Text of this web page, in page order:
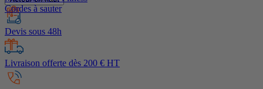
Cordes à sauter
Devis sous 48h
Livraison offerte dès 200 € HT